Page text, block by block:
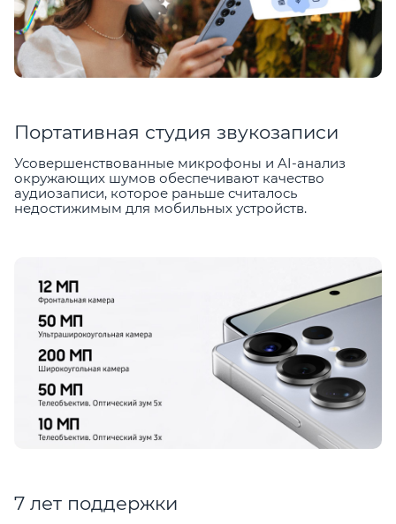
Портативная студия звукозаписи
Усовершенствованные микрофоны и AI-анализ
окружающих шумов обеспечивают качество
аудиозаписи, которое раньше считалось
недостижимым для мобильных устройств.
7 лет поддержки